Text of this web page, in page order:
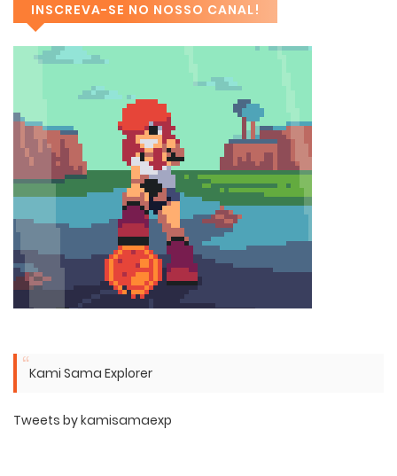
INSCREVA-SE NO NOSSO CANAL!
Kami Sama Explorer
Tweets by kamisamaexp